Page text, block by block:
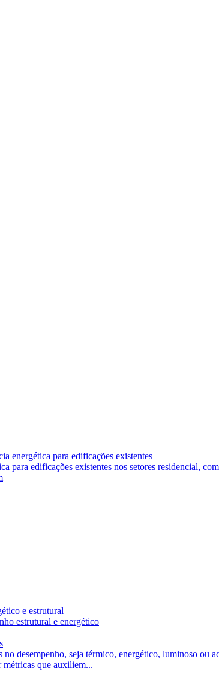
energética para edificações existentes
para edificações existentes nos setores residencial,
e estrutural
estrutural e energético
desempenho, seja térmico, energético, luminoso ou
métricas que auxiliem...